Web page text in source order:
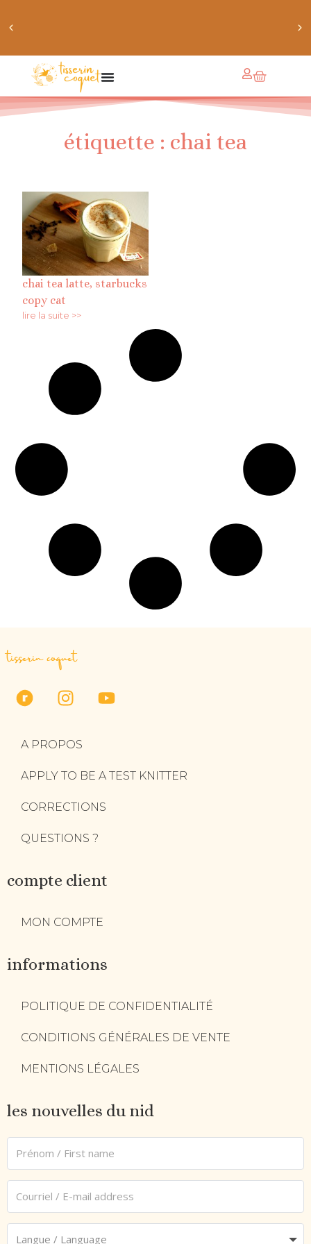
chaussettes douillettes :: le livre de chaussettes pour
petits et grands
étiquette : chai tea
chai tea latte, starbucks
copy cat
lire la suite >>
tisserin coquet
A PROPOS
APPLY TO BE A TEST KNITTER
CORRECTIONS
QUESTIONS ?
compte client
MON COMPTE
informations
POLITIQUE DE CONFIDENTIALITÉ
CONDITIONS GÉNÉRALES DE VENTE
MENTIONS LÉGALES
les nouvelles du nid